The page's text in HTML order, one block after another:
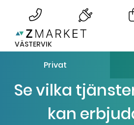
VÄSTERVIK
Privat
Se vilka
kan